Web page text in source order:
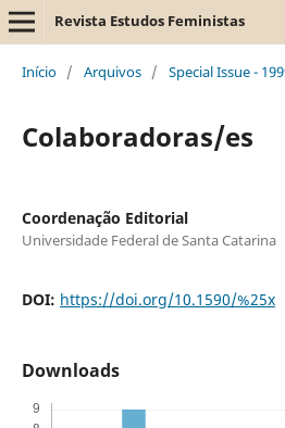
Revista Estudos Feministas
Início / Arquivos / Special Issue -
Colaboradoras/es
Coordenação Editorial
Universidade Federal de Santa Catarina
DOI: https://doi.org/10.1590/%25x
Downloads